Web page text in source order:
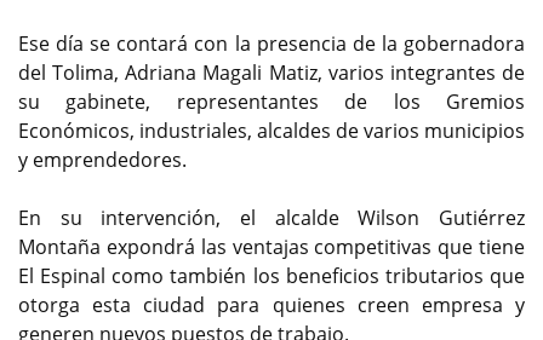
Ese día se contará con la presencia de la gobernadora
del Tolima, Adriana Magali Matiz, varios integrantes de
su gabinete, representantes de los Gremios
Económicos, industriales, alcaldes de varios municipios
y emprendedores.
En su intervención, el alcalde Wilson Gutiérrez
Montaña expondrá las ventajas competitivas que tiene
El Espinal como también los beneficios tributarios que
otorga esta ciudad para quienes creen empresa y
generen nuevos puestos de trabajo.